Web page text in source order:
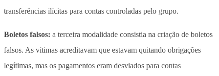
transferências ilícitas para contas controladas pelo grupo.
Boletos falsos: a terceira modalidade consistia na criação de boletos
falsos. As vítimas acreditavam que estavam quitando obrigações
legítimas, mas os pagamentos eram desviados para contas